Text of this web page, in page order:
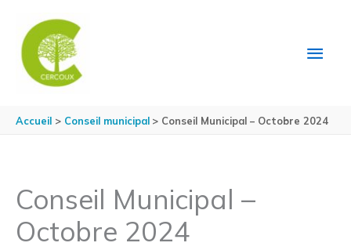
Accueil Conseil municipal Conseil Municipal – Octobre 2024
Conseil Municipal –
Octobre 2024